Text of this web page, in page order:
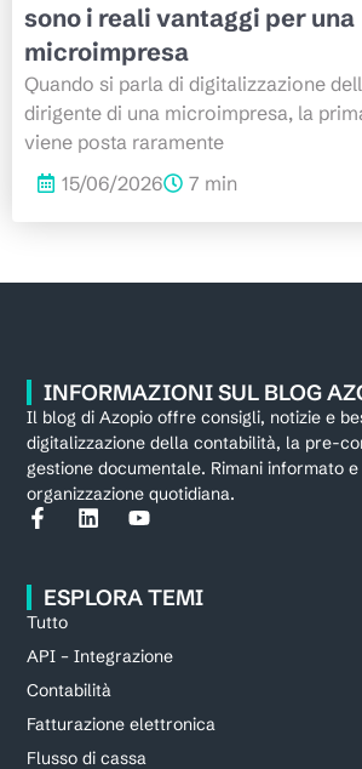
sono i reali vantaggi per una
microimpresa
Quando si parla di digitalizzazione
dirigente di una microimpresa, la
viene posta raramente
15/06/2026
7 min
INFORMAZIONI SUL BLOG
Il blog di Azopio offre consigli, notizie e
digitalizzazione della contabilità, la pre-
gestione documentale. Rimani informato
organizzazione quotidiana.
ESPLORA TEMI
Tutto
API – Integrazione
Contabilità
Fatturazione elettronica
Flusso di cassa